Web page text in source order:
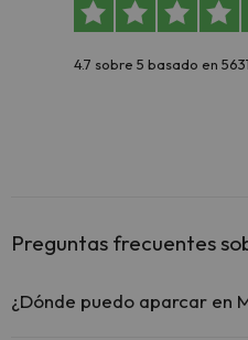
4.7 sobre 5 basado en
Preguntas frecuentes
¿Dónde puedo aparcar en